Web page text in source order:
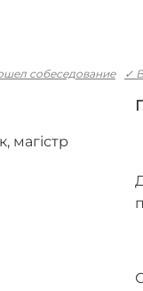
собеседование ✓
магістр